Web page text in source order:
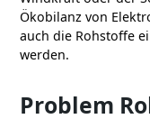
Ökobilanz von
auch die Rohstoffe
werden.
Problem